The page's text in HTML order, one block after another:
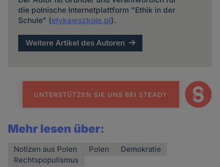
die polnische Internetplattform "Ethik in der
Schule" (etykawszkole.pl).
Weitere Artikel des Autoren
Mehr lesen über:
Notizen aus Polen Polen
Demokratie
Rechtspopulismus